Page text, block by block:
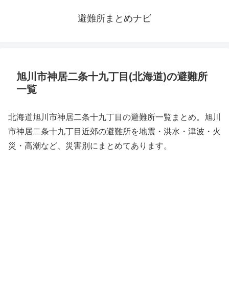
避難所まとめナビ
旭川市神居二条十九丁目(北海道)の避難所
一覧
北海道旭川市神居二条十九丁目の避難所一覧まとめ。旭川
市神居二条十九丁目近郊の避難所を地震・洪水・津波・火
災・高潮など、災害別にまとめてあります。